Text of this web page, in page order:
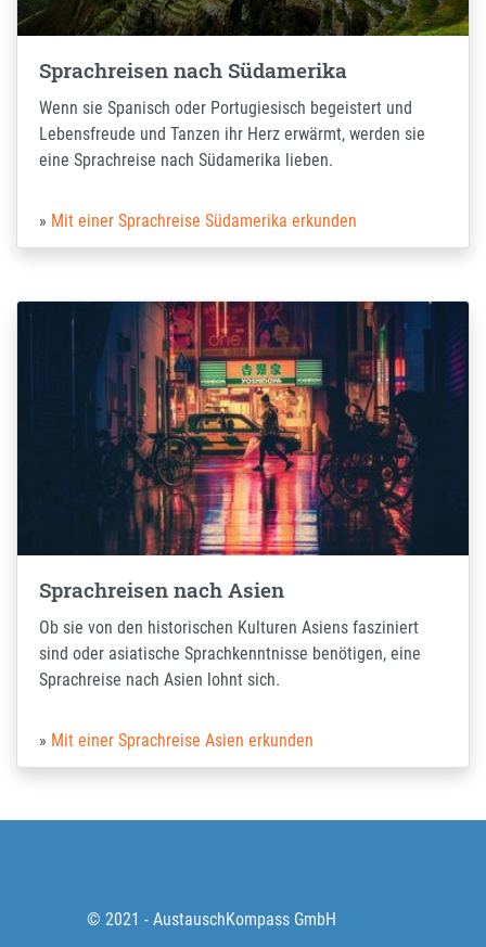
Sprachreisen nach Südamerika
Wenn sie Spanisch oder Portugiesisch begeistert und
Lebensfreude und Tanzen ihr Herz erwärmt, werden sie
eine Sprachreise nach Südamerika lieben.
Mit einer Sprachreise Südamerika erkunden
Sprachreisen nach Asien
Ob sie von den historischen Kulturen Asiens fasziniert
sind oder asiatische Sprachkenntnisse benötigen, eine
Sprachreise nach Asien lohnt sich.
Mit einer Sprachreise Asien erkunden
© 2021 - AustauschKompass GmbH